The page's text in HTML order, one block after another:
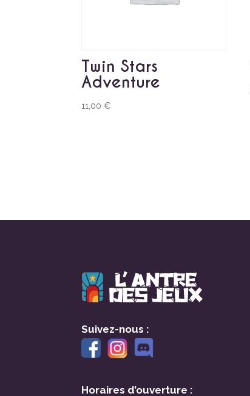
Twin Stars
Adventure
11,00€
Suivez-nous :
Horaires d’ouverture :